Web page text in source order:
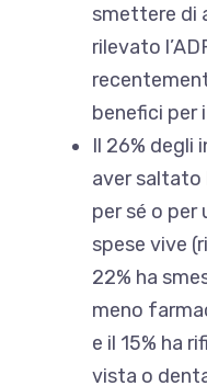
smettere di
rilevato
benefici per
Il 26% degli
aver saltato
per sé o per
spese vive
22% ha
meno
e il 15% ha
vista o